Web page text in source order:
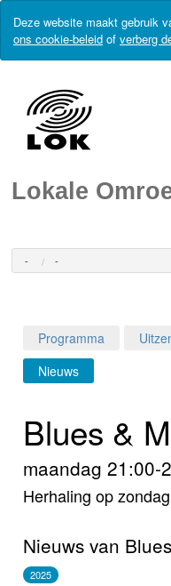
Deze website maakt gebruik
ons cookie-beleid of verberg
Lokale
- -
Login
Programma's
Nieuws
Video
Programma
Nieuws
Blues &
maandag 21:00-
Herhaling op
Nieuws van
2025